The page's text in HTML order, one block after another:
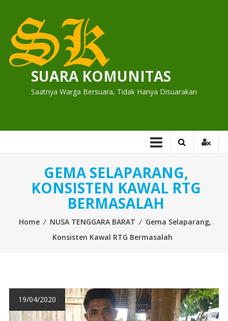
content
SUARA KOMUNITAS
Saatnya Warga Bersuara, Tidak Hanya Disuarakan
GEMA SELAPARANG,
KONSISTEN KAWAL RTG
BERMASALAH
Home ⁄ NUSA TENGGARA BARAT ⁄ Gema Selaparang,
Konsisten Kawal RTG Bermasalah
19/04/2020